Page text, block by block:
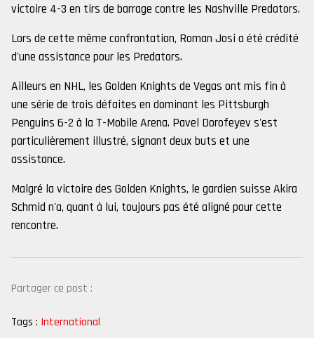
victoire 4-3 en tirs de barrage contre les Nashville Predators.
Lors de cette même confrontation, Roman Josi a été crédité
d'une assistance pour les Predators.
Ailleurs en NHL, les Golden Knights de Vegas ont mis fin à
une série de trois défaites en dominant les Pittsburgh
Penguins 6-2 à la T-Mobile Arena. Pavel Dorofeyev s'est
particulièrement illustré, signant deux buts et une
assistance.
Malgré la victoire des Golden Knights, le gardien suisse Akira
Schmid n'a, quant à lui, toujours pas été aligné pour cette
rencontre.
Partager ce post :
Tags : International